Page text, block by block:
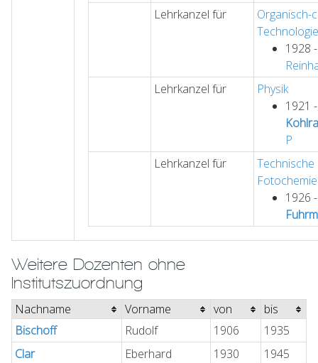
Lehrkanzel für
Organisch-
Technologie
1928
Lehrkanzel für
Physik
1921
P
Lehrkanzel für
Fotochemie
1926
Weitere Dozenten ohne
Institutszuordnung
Nachname Vorname von
bis
Bischoff
Rudolf 1906
1935
Clar
Eberhard 1930
1945